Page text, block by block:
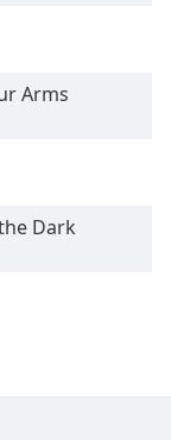
Arms
Dark